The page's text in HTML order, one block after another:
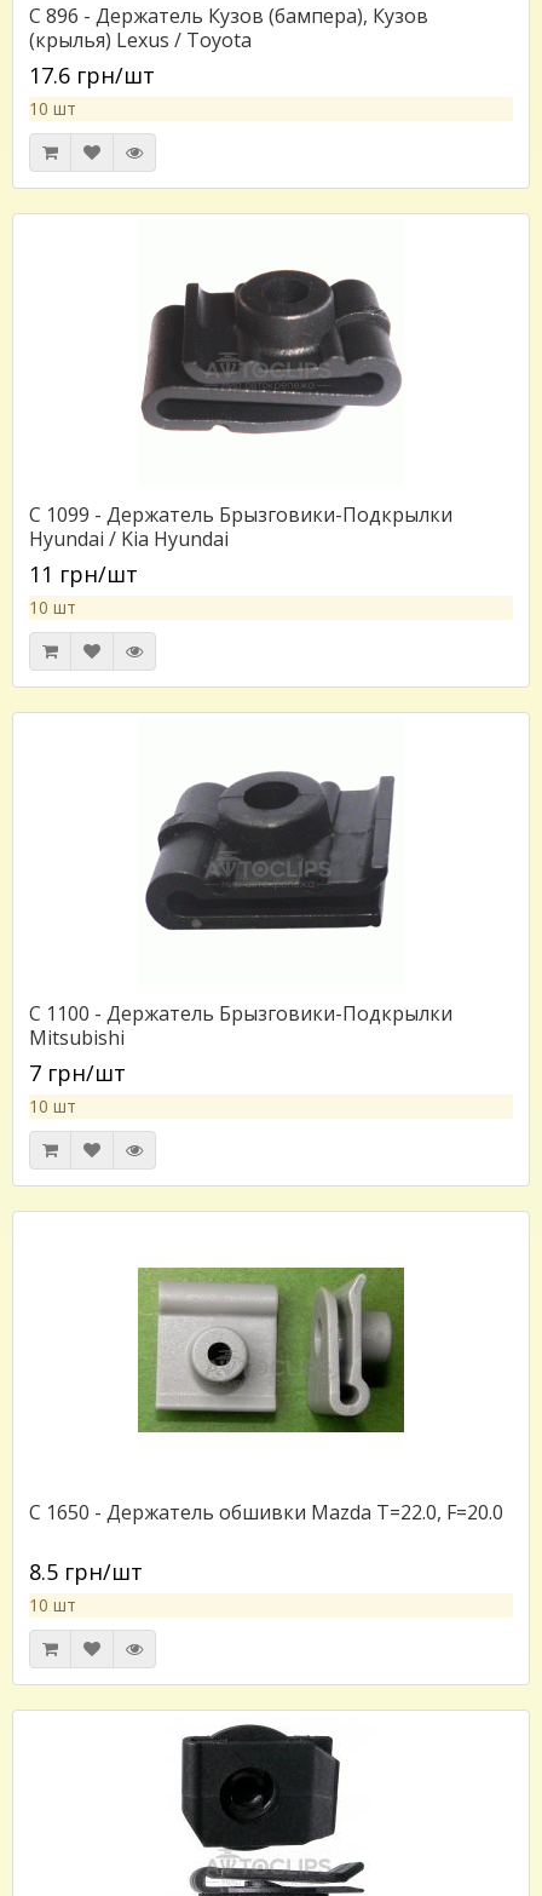
C 896 - Держатель Кузов (бампера), Кузов
(крылья) Lexus / Toyota
17.6 грн/шт
10 шт
C 1099 - Держатель Брызговики-Подкрылки
Hyundai / Kia Hyundai
11 грн/шт
10 шт
C 1100 - Держатель Брызговики-Подкрылки
Mitsubishi
7 грн/шт
10 шт
C 1650 - Держатель обшивки Mazda T=22.0, F=20.0
8.5 грн/шт
10 шт